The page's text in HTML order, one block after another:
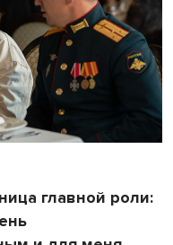
главной роли: